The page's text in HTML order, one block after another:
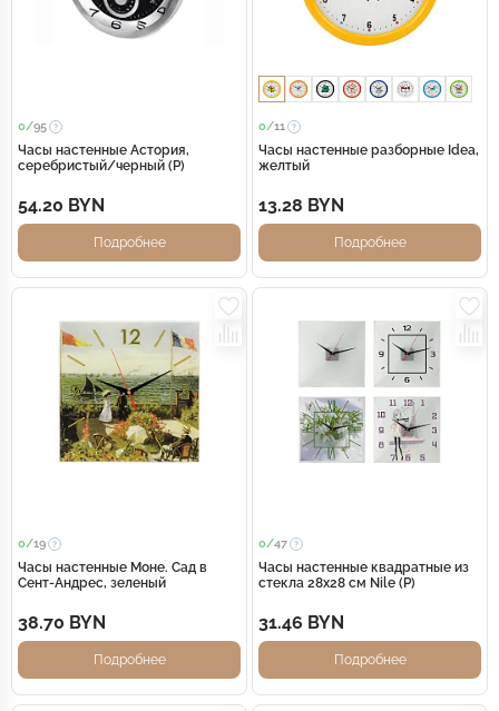
0/95
Часы настенные Астория,
серебристый/черный (Р)
54.20 BYN
Подробнее
0/11
Часы настенные разборные Idea,
желтый
13.28 BYN
Подробнее
0/19
Часы настенные Моне. Сад в
Сент-Андрес, зеленый
38.70 BYN
Подробнее
0/47
Часы настенные квадратные из
стекла 28х28 см Nile (Р)
31.46 BYN
Подробнее